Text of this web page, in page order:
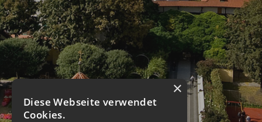
×
Diese Webseite verwendet
Cookies.